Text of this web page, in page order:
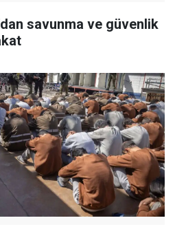
savunma ve güvenlik